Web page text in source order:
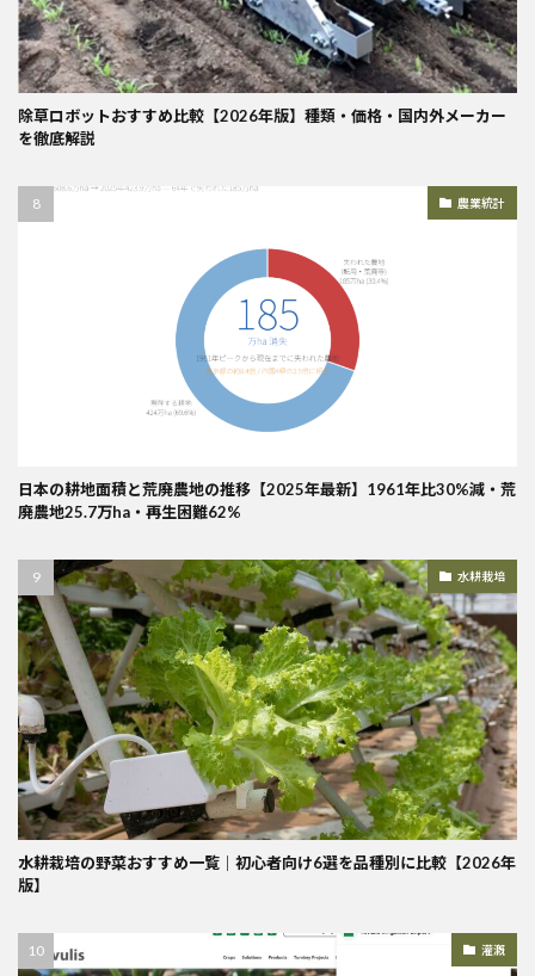
除草ロボットおすすめ比較【2026年版】種類・価格・国内外メーカー
を徹底解説
農業統計
日本の耕地面積と荒廃農地の推移【2025年最新】1961年比30%減・荒
廃農地25.7万ha・再生困難62%
水耕栽培
水耕栽培の野菜おすすめ一覧｜初心者向け6選を品種別に比較【2026年
版】
灌漑